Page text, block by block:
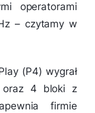
operatorami
– czytamy w
(P4) wygrał
oraz 4 bloki z
firmie